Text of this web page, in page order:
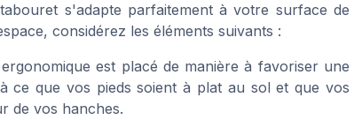
s'adapte parfaitement à votre surface de
considérez les éléments suivants :
est placé de manière à favoriser une
ce que vos pieds soient à plat au sol et que vos
de vos hanches.